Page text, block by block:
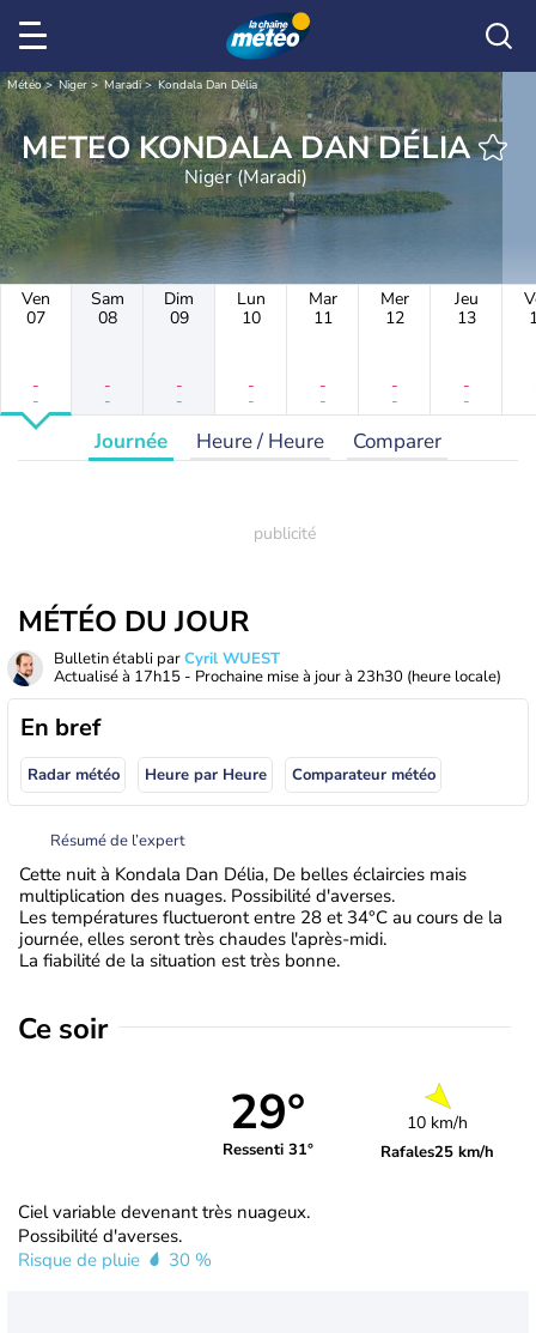
Météo Niger Maradi Kondala Dan Délia
METEO KONDALA DAN DÉLIA
Niger (Maradi)
Ven
07
-
-
Sam
08
-
-
Dim
09
-
-
Lun
10
-
-
Mar
11
-
-
Mer
12
-
-
Jeu
13
-
-
Journée Heure / Heure Comparer
MÉTÉO DU JOUR
Bulletin établi parCyril WUEST
Actualisé à 17h15 - Prochaine mise à jour à 23h30 (heure locale)
En bref
Radar météo Heure par Heure Comparateur météo
Résumé de l’expert
Cette nuit à Kondala Dan Délia, De belles éclaircies mais
multiplication des nuages. Possibilité d'averses.
Les températures fluctueront entre 28 et 34°C au cours de la
journée, elles seront très chaudes l'après-midi.
La fiabilité de la situation est très bonne.
Ce soir
29°
Ressenti 31°
10 km/h
Rafales25 km/h
Ciel variable devenant très nuageux.
Possibilité d'averses.
Risque de pluie
30 %